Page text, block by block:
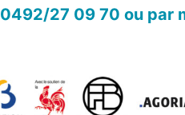
0492/27 09 70 ou par